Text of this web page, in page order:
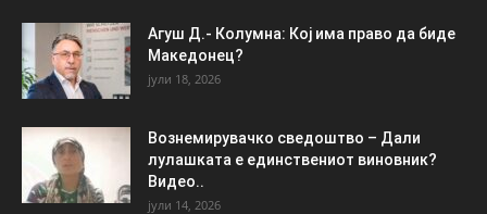
Агуш Д.- Колумна: Кој има право да биде
Македонец?
јули 18, 2026
Вознемирувачко сведоштво – Дали
лулашката е единствениот виновник?
Видео..
јули 14, 2026